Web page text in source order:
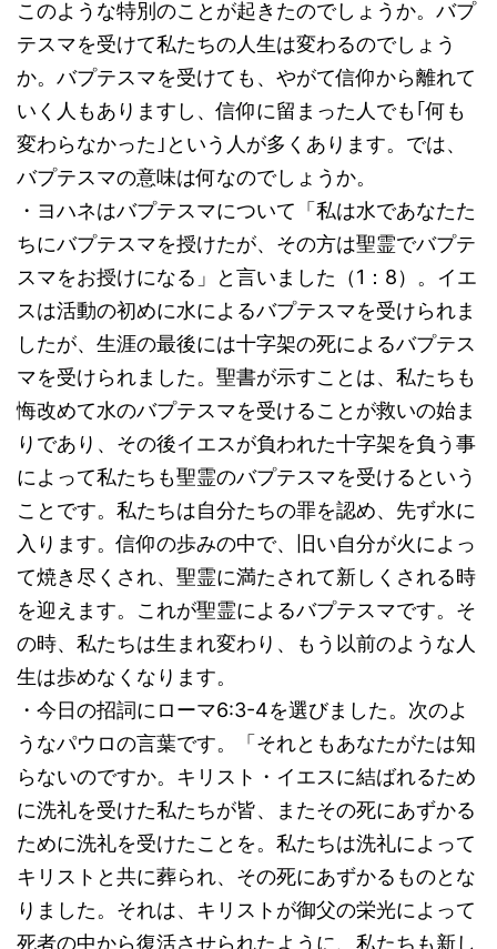
このような特別のことが起きたのでしょうか。バプ
テスマを受けて私たちの人生は変わるのでしょう
か。バプテスマを受けても、やがて信仰から離れて
いく人もありますし、信仰に留まった人でも｢何も
変わらなかった｣という人が多くあります。では、
バプテスマの意味は何なのでしょうか。
・ヨハネはバプテスマについて「私は水であなたた
ちにバプテスマを授けたが、その方は聖霊でバプテ
スマをお授けになる」と言いました（1：8）。イエ
スは活動の初めに水によるバプテスマを受けられま
したが、生涯の最後には十字架の死によるバプテス
マを受けられました。聖書が示すことは、私たちも
悔改めて水のバプテスマを受けることが救いの始ま
りであり、その後イエスが負われた十字架を負う事
によって私たちも聖霊のバプテスマを受けるという
ことです。私たちは自分たちの罪を認め、先ず水に
入ります。信仰の歩みの中で、旧い自分が火によっ
て焼き尽くされ、聖霊に満たされて新しくされる時
を迎えます。これが聖霊によるバプテスマです。そ
の時、私たちは生まれ変わり、もう以前のような人
生は歩めなくなります。
・今日の招詞にローマ6:3-4を選びました。次のよ
うなパウロの言葉です。「それともあなたがたは知
らないのですか。キリスト・イエスに結ばれるため
に洗礼を受けた私たちが皆、またその死にあずかる
ために洗礼を受けたことを。私たちは洗礼によって
キリストと共に葬られ、その死にあずかるものとな
りました。それは、キリストが御父の栄光によって
死者の中から復活させられたように、私たちも新し